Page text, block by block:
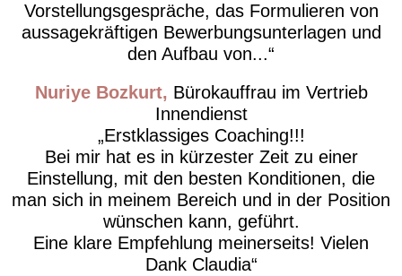
Vorstellungsgespräche, das Formulieren von
aussagekräftigen Bewerbungsunterlagen und
den Aufbau von...
Nuriye Bozkurt
Bürokauffrau im Vertrieb
Innendienst
Erstklassiges Coaching!!!
Bei mir hat es in kürzester Zeit zu einer
Einstellung, mit den besten Konditionen, die
man sich in meinem Bereich und in der Position
wünschen kann, geführt.
Eine klare Empfehlung meinerseits! Vielen
Dank Claudia